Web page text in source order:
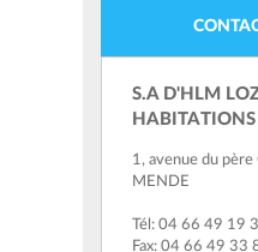
S.A D'HLM
HABITATIONS
1, avenue du
MENDE
Tél: 04 66 49 19
Fax: 04 66 49 33